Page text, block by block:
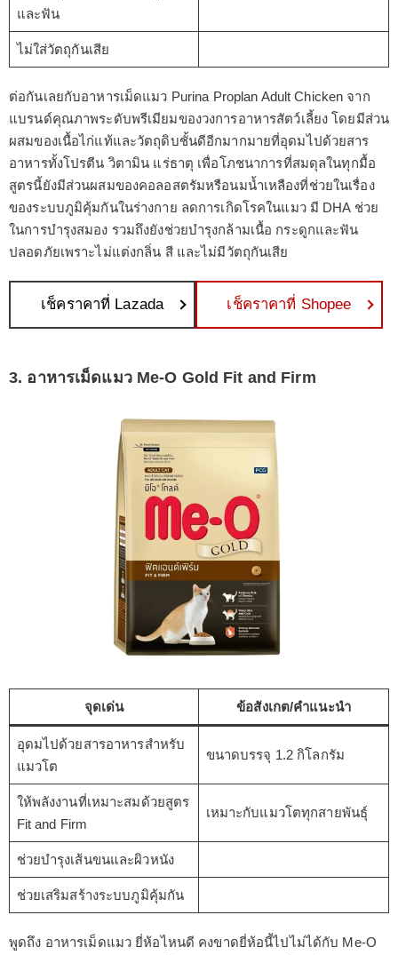
และฟัน
ไม่ใส่วัตถุกันเสีย
ต่อกันเลยกับอาหารเม็ดแมว Purina Proplan Adult Chicken จาก
แบรนด์คุณภาพระดับพรีเมียมของวงการอาหารสัตว์เลี้ยง โดยมีส่วน
ผสมของเนื้อไก่แท้และวัตถุดิบชั้นดีอีกมากมายที่อุดมไปด้วยสาร
อาหารทั้งโปรตีน วิตามิน แร่ธาตุ เพื่อโภชนาการที่สมดุลในทุกมื้อ
สูตรนี้ยังมีส่วนผสมของคอลอสตรัมหรือนมน้ำเหลืองที่ช่วยในเรื่อง
ของระบบภูมิคุ้มกันในร่างกาย ลดการเกิดโรคในแมว มี DHA ช่วย
ในการบำรุงสมอง รวมถึงยังช่วยบำรุงกล้ามเนื้อ กระดูกและฟัน
ปลอดภัยเพราะไม่แต่งกลิ่น สี และไม่มีวัตถุกันเสีย
เช็คราคาที่ Lazada เช็คราคาที่ Shopee
3. อาหารเม็ดแมว Me-O Gold Fit and Firm
จุดเด่น ข้อสังเกต/คำแนะนำ
อุดมไปด้วยสารอาหารสำหรับ
แมวโต
ขนาดบรรจุ 1.2 กิโลกรัม
ให้พลังงานที่เหมาะสมด้วยสูตร
Fit and Firm
เหมาะกับแมวโตทุกสายพันธุ์
ช่วยบำรุงเส้นขนและผิวหนัง
ช่วยเสริมสร้างระบบภูมิคุ้มกัน
พูดถึง อาหารเม็ดแมว ยี่ห้อไหนดี คงขาดยี่ห้อนี้ไปไม่ได้กับ Me-O